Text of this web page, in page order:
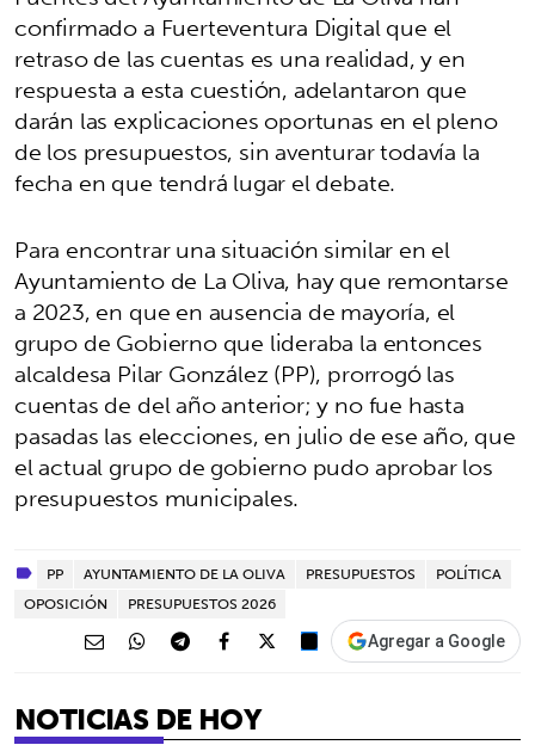
confirmado a Fuerteventura Digital que el
retraso de las cuentas es una realidad, y en
respuesta a esta cuestión, adelantaron que
darán las explicaciones oportunas en el pleno
de los presupuestos, sin aventurar todavía la
fecha en que tendrá lugar el debate.
Para encontrar una situación similar en el
Ayuntamiento de La Oliva, hay que remontarse
a 2023, en que en ausencia de mayoría, el
grupo de Gobierno que lideraba la entonces
alcaldesa Pilar González (PP), prorrogó las
cuentas de del año anterior; y no fue hasta
pasadas las elecciones, en julio de ese año, que
el actual grupo de gobierno pudo aprobar los
presupuestos municipales.
PP AYUNTAMIENTO DE LA OLIVA PRESUPUESTOS
POLÍTICA
OPOSICIÓN
PRESUPUESTOS 2026
Agregar a Google
NOTICIAS DE HOY